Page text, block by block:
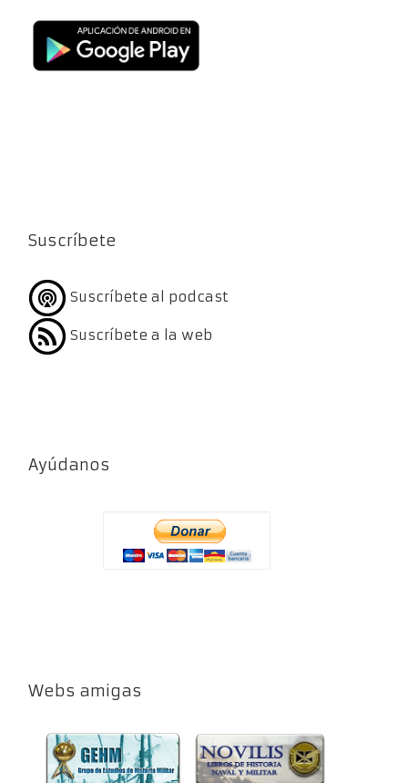
Suscríbete
Suscríbete al podcast
Suscríbete a la web
Ayúdanos
Webs amigas